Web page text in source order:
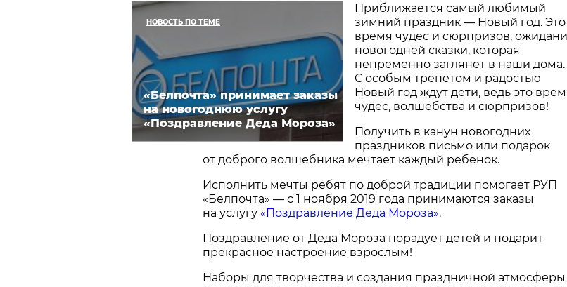
НОВОСТЬ ПО ТЕМЕ
«Белпочта» принимает заказы
на новогоднюю услугу
«Поздравление Деда Мороза»
Приближается самый любимый
зимний праздник — Новый год. Это
время чудес и сюрпризов,
новогодней сказки, которая
непременно заглянет в наши дома.
С особым трепетом и радостью
Новый год ждут дети, ведь это
чудес, волшебства и сюрпризов!
Получить в канун новогодних
праздников письмо или подарок
от доброго волшебника мечтает каждый ребенок.
Исполнить мечты ребят по доброй традиции помогает РУП
«Белпочта» — с 1 ноября 2019 года принимаются заказы
на услугу «Поздравление Деда Мороза».
Поздравление от Деда Мороза порадует детей и подарит
прекрасное настроение взрослым!
Наборы для творчества и создания праздничной атмосферы